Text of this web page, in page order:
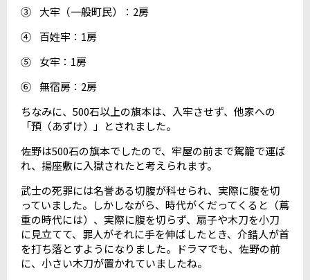
③
大牢（一般町民）： 2房
④
百姓牢： 1房
⑤
女牢： 1房
⑥ 無宿房： 2房
ちなみに、 500石以上の旗本は、入牢させず、他家への
「預（あずけ）」とされました。
佐野は500石の旗本でしたので、牢屋の前まで駕籠で運ば
れ、揚座敷に入獄されたと考えられます。
武士の死罪には名誉ある切腹が科せられ、実際に腹を切
っていました。しかしながら、時代がくだってくると（蔦
重の時代には）、実際に腹を切らず、扇子や木刀を小刀
に見立てて、罪人がそれに手を伸ばしたとき、介錯人が首
を打ち落とすようになりました。ドラマでも、佐野の前
に、小さい木刀が置かれていましたね。